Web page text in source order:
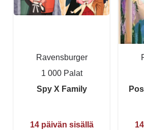
Ravensburger
1 000 Palat
Spy X Family
14 päivän sisällä